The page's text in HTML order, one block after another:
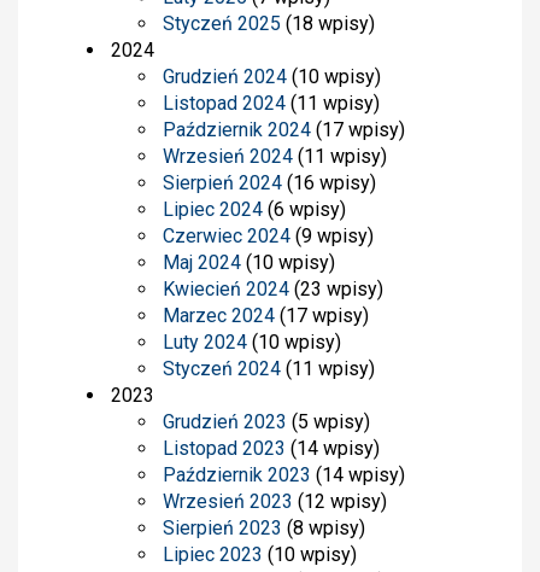
Styczeń 2025 (18 wpisy)
2024
Grudzień 2024 (10 wpisy)
Listopad 2024 (11 wpisy)
Październik 2024 (17 wpisy)
Wrzesień 2024 (11 wpisy)
Sierpień 2024 (16 wpisy)
Lipiec 2024 (6 wpisy)
Czerwiec 2024 (9 wpisy)
Maj 2024 (10 wpisy)
Kwiecień 2024 (23 wpisy)
Marzec 2024 (17 wpisy)
Luty 2024 (10 wpisy)
Styczeń 2024 (11 wpisy)
2023
Grudzień 2023 (5 wpisy)
Listopad 2023 (14 wpisy)
Październik 2023 (14 wpisy)
Wrzesień 2023 (12 wpisy)
Sierpień 2023 (8 wpisy)
Lipiec 2023 (10 wpisy)